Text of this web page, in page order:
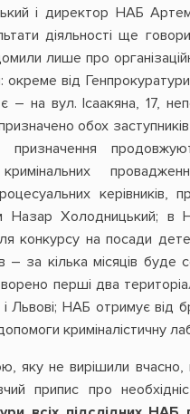
і директор НАБ
діяльності ще
лише про
окреме від
на вул. Ісаакяна, 17,
обох заступників
призначення
керівників,
Назар Холодницький; в
конкурсу на посади
– за кілька місяців
перші два
Львові; НАБ отримує від
криміналістичну
яку не вирішили вчасно,
припис про